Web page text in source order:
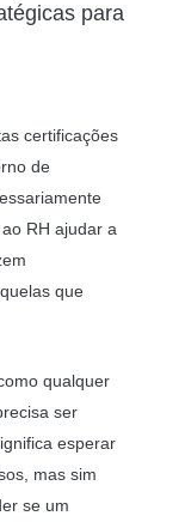
para
certificações
de
RH ajudar a
que
qualquer
ser
esperar
mas sim
se um